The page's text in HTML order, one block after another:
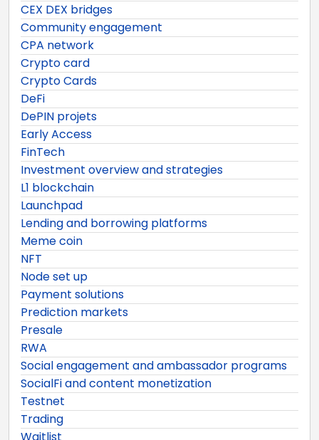
CEX DEX bridges
Community engagement
CPA network
Crypto card
Crypto Cards
DeFi
DePIN projets
Early Access
FinTech
Investment overview and strategies
L1 blockchain
Launchpad
Lending and borrowing platforms
Meme coin
NFT
Node set up
Payment solutions
Prediction markets
Presale
RWA
Social engagement and ambassador programs
SocialFi and content monetization
Testnet
Trading